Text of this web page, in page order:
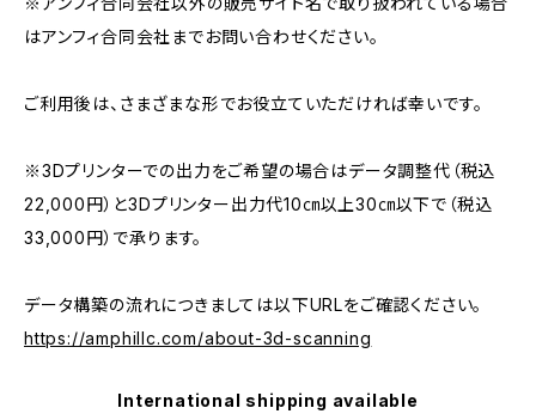
はアンフィ合同会社までお問い合わせください。
ご利用後は、さまざまな形でお役立ていただければ幸いです。
※3Dプリンターでの出力をご希望の場合はデータ調整代（税込
22,000円）と3Dプリンター出力代10㎝以上30㎝以下で（税込
33,000円）で承ります。
データ構築の流れにつきましては以下URLをご確認ください。
https://amphillc.com/about-3d-scanning
International shipping available